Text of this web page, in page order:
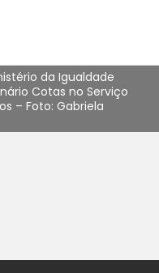
da Igualdade
Cotas no Serviço
– Foto: Gabriela